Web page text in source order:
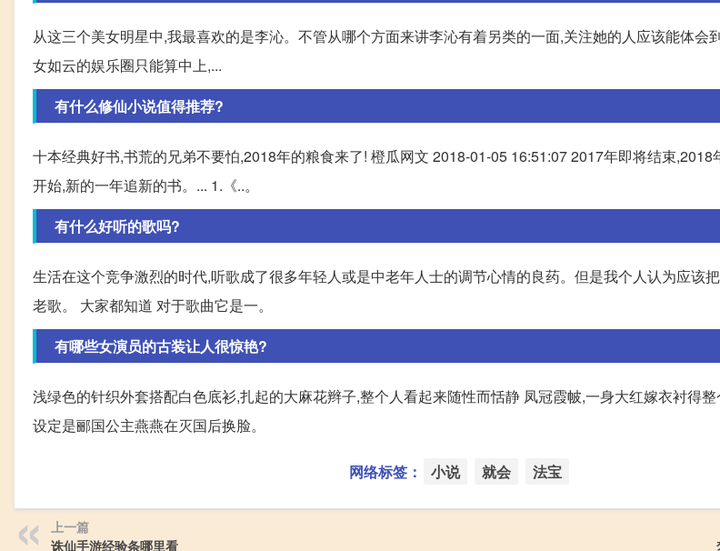
从这三个美女明星中,我最喜欢的是李沁。不管从哪个方面来讲李沁有着另类的一面,关注她的人应该能体会
女如云的娱乐圈只能算中上,...
有什么修仙小说值得推荐?
十本经典好书,书荒的兄弟不要怕,2018年的粮食来了! 橙瓜网文 2018-01-05 16:51:07 2017年即将结束,2018
开始,新的一年追新的书。... 1.《..。
有什么好听的歌吗?
生活在这个竞争激烈的时代,听歌成了很多年轻人或是中老年人士的调节心情的良药。但是我个人认为应该
老歌。 大家都知道 对于歌曲它是一。
有哪些女演员的古装让人很惊艳?
浅绿色的针织外套搭配白色底衫,扎起的大麻花辫子,整个人看起来随性而恬静 凤冠霞帔,一身大红嫁衣衬得
设定是郦国公主燕燕在灭国后换脸。
网络标签： 小说 就会 法宝
上一篇
诛仙手游经验条哪里看